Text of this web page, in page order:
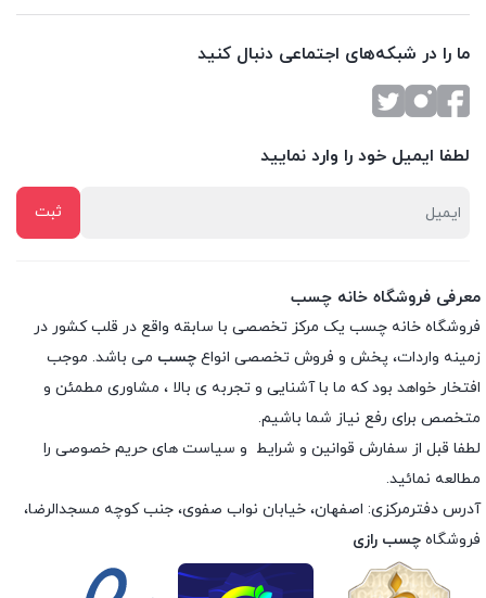
ما را در شبکه‌های اجتماعی دنبال کنید
لطفا ایمیل خود را وارد نمایید
معرفی فروشگاه خانه چسب
فروشگاه خانه چسب یک مرکز تخصصی با سابقه واقع در قلب کشور در
زمینه واردات، پخش و فروش تخصصی انواع چسب می باشد. موجب
افتخار خواهد بود که ما با آشنایی و تجربه ی بالا ، مشاوری مطمئن و
متخصص برای رفع نیاز شما باشیم.
لطفا قبل از سفارش قوانین و شرایط و سیاست های حریم خصوصی را
مطالعه نمائید.
آدرس دفترمرکزی: اصفهان، خیابان نواب صفوی، جنب کوچه مسجدالرضا،
فروشگاه چسب رازی